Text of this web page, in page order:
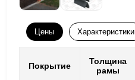
Цены Характеристики
Покрытие
Толщина
рамы